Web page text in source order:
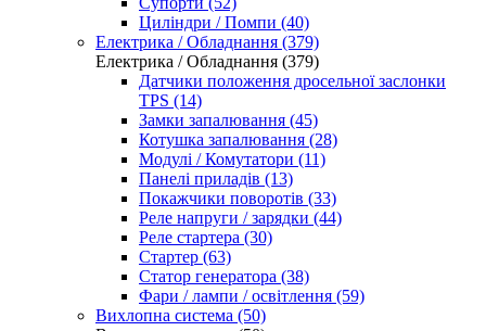
Циліндри / Помпи (40)
Електрика / Обладнання (379)
Електрика / Обладнання (379)
Датчики положення дросельної заслонки
TPS (14)
Замки запалювання (45)
Котушка запалювання (28)
Модулі / Комутатори (11)
Панелі приладів (13)
Покажчики поворотів (33)
Реле напруги / зарядки (44)
Реле стартера (30)
Стартер (63)
Статор генератора (38)
Фари / лампи / освітлення (59)
Вихлопна система (50)